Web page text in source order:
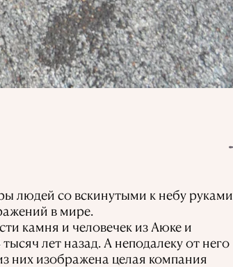
людей со вскинутыми к небу руками
в мире.
камня и человечек из Аюке и
лет назад. А неподалеку от него
них изображена целая компания